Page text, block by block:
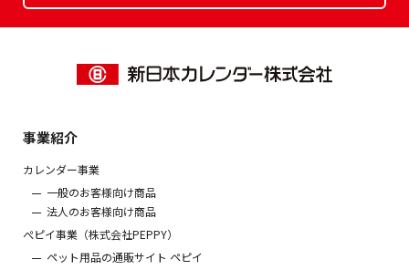
事業紹介
カレンダー事業
一般のお客様向け商品
法人のお客様向け商品
ぺピイ事業（株式会社PEPPY）
ペット用品の通販サイト ペピイ